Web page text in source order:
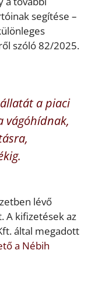
segítése –
szóló 82/2025.
a piaci
vágóhídnak,
lévő
A kifizetések az
által megadott
a Nébih